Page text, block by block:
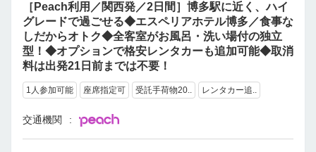
［Peach利用／関西発／2日間］博多駅に近く、ハイ
グレードで過ごせる◆エスペリアホテル博多／食事な
しだからオトク◆全客室がお風呂・洗い場付の独立
型！◆オプションで格安レンタカーも追加可能◆取消
料は出発21日前までは不要！
1人参加可能 座席指定可 受託手荷物20.. レンタカー追..
交通機関